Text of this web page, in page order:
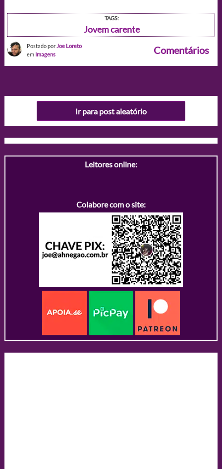
TAGS:
Jovem carente
Postado por Joe Loreto
em Imagens Comentários
Ir para post aleatório
Leitores online:
Colabore com o site: